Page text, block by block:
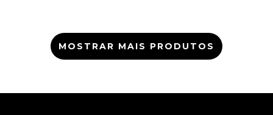
MOSTRAR MAIS PRODUTOS